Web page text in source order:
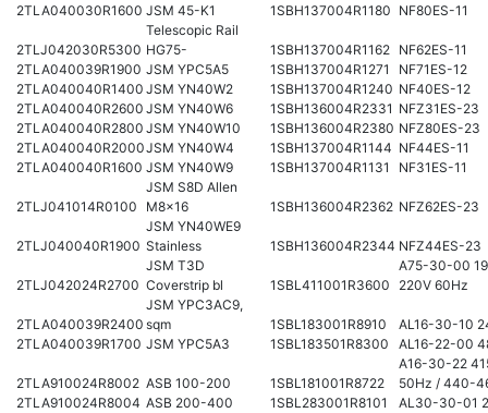
2TLA040030R1600 JSM 45-K1 1SBH137004R1180 NF80ES-11
2TLJ042030R5300
Telescopic Rail
HG75-
1SBH137004R1162 NF62ES-11
2TLA040039R1900 JSM YPC5A5 1SBH137004R1271
NF71ES-12
2TLA040040R1400 JSM YN40W2 1SBH137004R1240 NF40ES-12
2TLA040040R2600 JSM YN40W6 1SBH136004R2331 NFZ31ES-23
2TLA040040R2800 JSM YN40W10 1SBH136004R2380 NFZ80ES-23
2TLA040040R2000JSM YN40W4 1SBH137004R1144 NF44ES-11
2TLA040040R1600 JSM YN40W9 1SBH137004R1131 NF31ES-11
2TLJ041014R0100
JSM S8D Allen
M8x16
1SBH136004R2362 NFZ62ES-23
2TLJ040040R1900
JSM YN40WE9
Stainless
1SBH136004R2344 NFZ44ES-23
2TLJ042024R2700
JSM T3D
Coverstrip bl
1SBL411001R3600
A75-30-00
220V 60Hz
2TLA040039R2400
JSM YPC3AC9,
sqm
1SBL183001R8910
AL16-30-10
2TLA040039R1700 JSM YPC5A3 1SBL183501R8300 AL16-22-00
2TLA910024R8002 ASB 100-200 1SBL181001R8722
A16-30-22
50Hz / 440-
2TLA910024R8004 ASB 200-400 1SBL283001R8101 AL30-30-01